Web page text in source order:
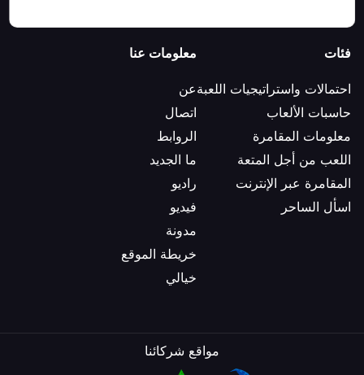
فئات
احتمالات واستراتيجيات اللعبة
حاسبات الألعاب
معلومات المقامرة
اللعب من أجل المتعة
المقامرة عبر الإنترنت
اسأل الساحر
معلومات عنا
عن
اتصال
الروابط
ما الجديد
راديو
فيديو
مدونة
خريطة الموقع
خيالي
مواقع شركائنا